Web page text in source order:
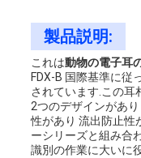
製品説明:
これは動物の電子耳
FDX-B 国際基準に従
されています.この耳
2つのデザインがあ
性があり 流出防止性
ーシリーズと組み合
識別の作業に大いに